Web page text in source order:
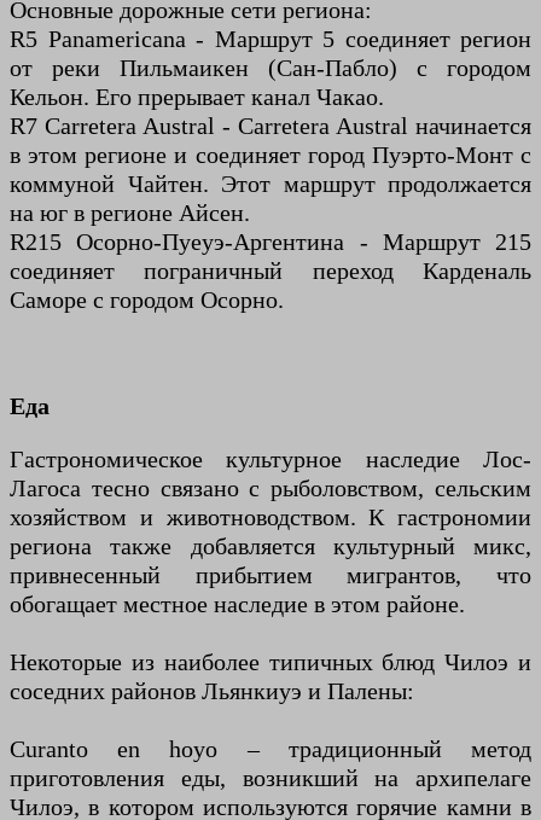
Основные дорожные сети региона:
R5 Panamericana - Маршрут 5 соединяет регион
от реки Пильмаикен (Сан-Пабло) с городом
Кельон. Его прерывает канал Чакао.
R7 Carretera Austral - Carretera Austral начинается
в этом регионе и соединяет город Пуэрто-Монт с
коммуной Чайтен. Этот маршрут продолжается
на юг в регионе Айсен.
R215 Осорно-Пуеуэ-Аргентина - Маршрут 215
соединяет пограничный переход Карденаль
Саморе с городом Осорно.
Еда
Гастрономическое культурное наследие Лос-
Лагоса тесно связано с рыболовством, сельским
хозяйством и животноводством. К гастрономии
региона также добавляется культурный микс,
привнесенный прибытием мигрантов, что
обогащает местное наследие в этом районе.
Некоторые из наиболее типичных блюд Чилоэ и
соседних районов Льянкиуэ и Палены:
Curanto en hoyo – традиционный метод
приготовления еды, возникший на архипелаге
Чилоэ, в котором используются горячие камни в